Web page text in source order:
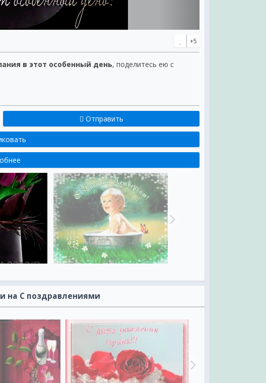
+5
в этот особенный день, поделитесь ею с
Отправить
на С поздравлениями